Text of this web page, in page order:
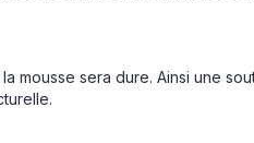
mousse sera dure. Ainsi une